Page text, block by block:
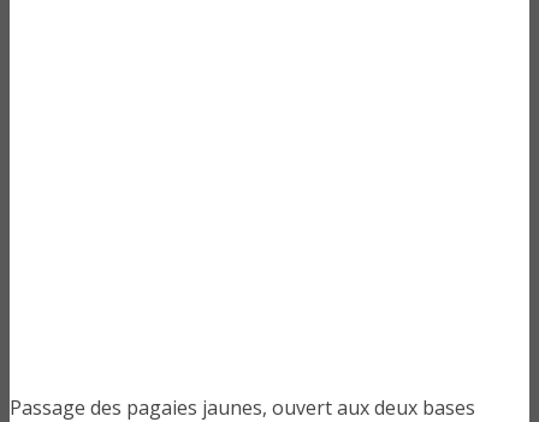
Passage des pagaies jaunes, ouvert aux deux bases